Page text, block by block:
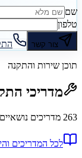
שם
טלפון
צור קשר
תוכן שירות והתקנה
מדריכי
263 מדריכים נושאיים
לכל המדריכים